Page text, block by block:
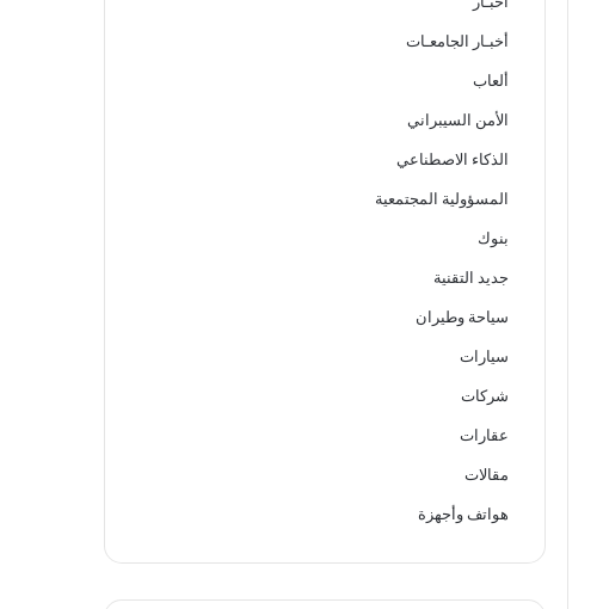
أخبـار الجامعـات
ألعاب
الأمن السيبراني
الذكاء الاصطناعي
المسؤولية المجتمعية
بنوك
جديد التقنية
سياحة وطيران
سيارات
شركات
عقارات
مقالات
هواتف وأجهزة